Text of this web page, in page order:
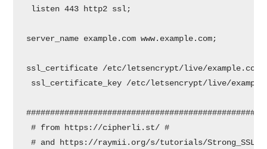
listen 443 http2 ssl;
server_name example.com www.example.com;
ssl_certificate /etc/letsencrypt/live/example.com/
ssl_certificate_key /etc/letsencrypt/live/
# from https://cipherli.st/ #
# and https://raymii.org/s/tutorials/